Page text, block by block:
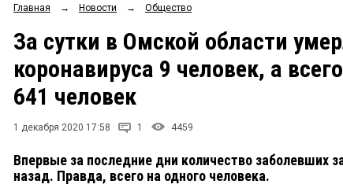
Главная → Новости → Общество
За сутки в Омской области
коронавируса 9 человек, а
641 человек
1 декабря 2020 17:58 1 4459
Впервые за последние дни количество заболевших
назад. Правда, всего на одного человека.